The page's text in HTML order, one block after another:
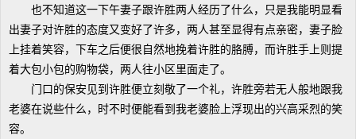
也不知道这一下午妻子跟许胜两人经历了什么，只是我能明显看
出妻子对许胜的态度又变好了许多，两人甚至显得有点亲密，妻子脸
上挂着笑容，下车之后便很自然地挽着许胜的胳膊，而许胜手上则提
着大包小包的购物袋，两人往小区里面走了。
门口的保安见到许胜便立刻敬了一个礼，许胜旁若无人般地跟我
老婆在说些什么，时不时便能看到我老婆脸上浮现出的兴高采烈的笑
容。